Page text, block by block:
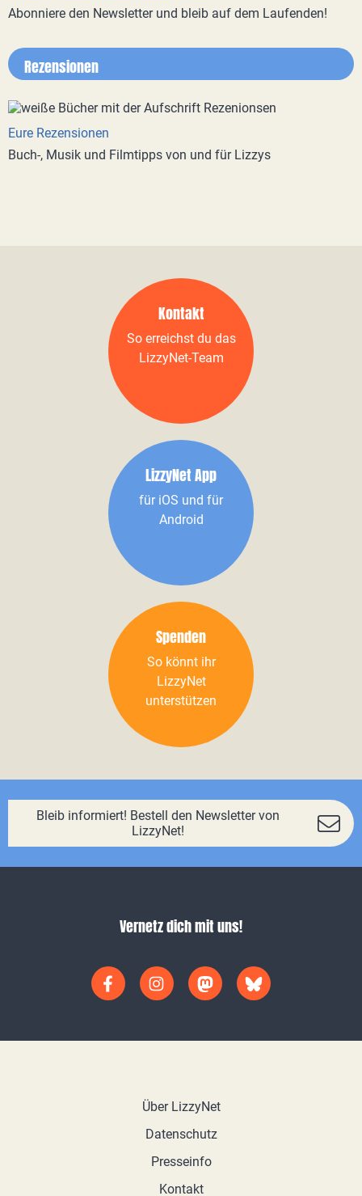
Abonniere den Newsletter und bleib auf dem Laufenden!
Rezensionen
Eure Rezensionen
Buch-, Musik und Filmtipps von und für Lizzys
Kontakt
So erreichst du das
LizzyNet-Team
LizzyNet App
für iOS und für
Android
Spenden
So könnt ihr
LizzyNet
unterstützen
Bleib informiert! Bestell den Newsletter von
LizzyNet!
Vernetz dich mit uns!
Über LizzyNet
Datenschutz
Presseinfo
Kontakt